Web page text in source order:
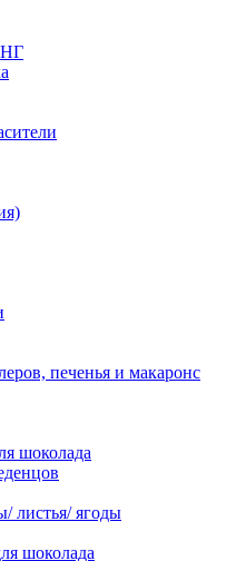
НГ
печенья и макаронс
шоколада
листья/ ягоды
шоколада